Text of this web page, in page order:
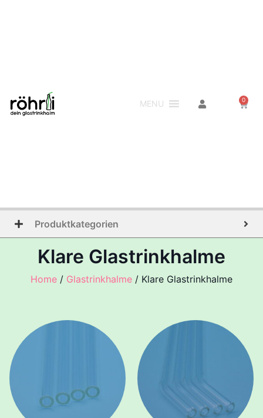
MENU 0
Produktkategorien
Klare Glastrinkhalme
Home / Glastrinkhalme / Klare Glastrinkhalme